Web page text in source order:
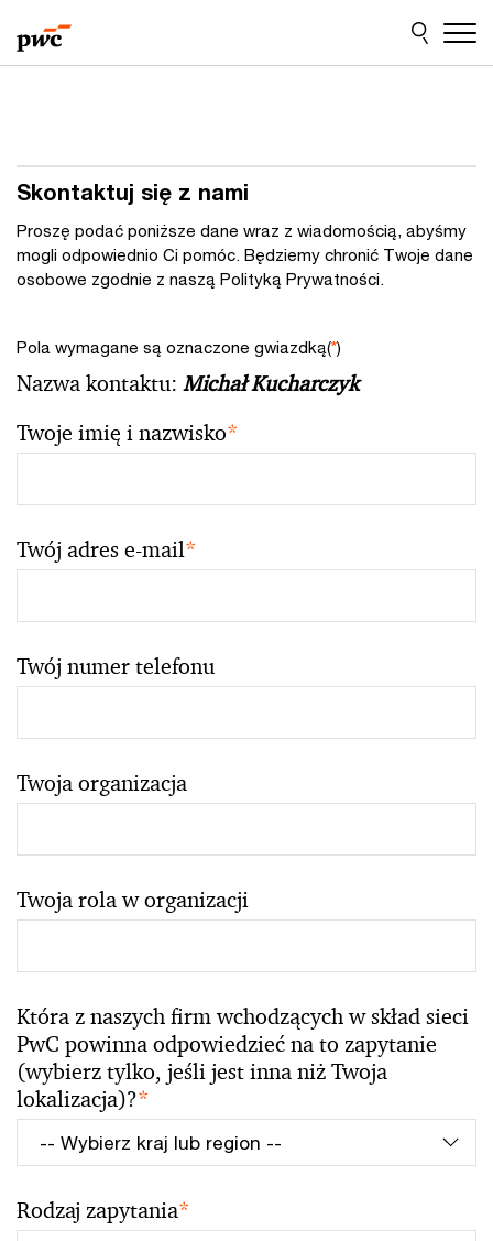
do
treści
do
stopki
Skontaktuj się z nami
Proszę podać poniższe dane wraz z wiadomością, abyśmy
mogli odpowiednio Ci pomóc. Będziemy chronić Twoje dane
osobowe zgodnie z naszą Polityką Prywatności.
Pola wymagane są oznaczone gwiazdką(*)
Nazwa kontaktu: Michał Kucharczyk
Twoje imię i nazwisko*
Twój adres e-mail*
Twój numer telefonu
Twoja organizacja
Twoja rola w organizacji
Która z naszych firm wchodzących w skład sieci
PwC powinna odpowiedzieć na to zapytanie
(wybierz tylko, jeśli jest inna niż Twoja
lokalizacja)?*
Rodzaj zapytania*